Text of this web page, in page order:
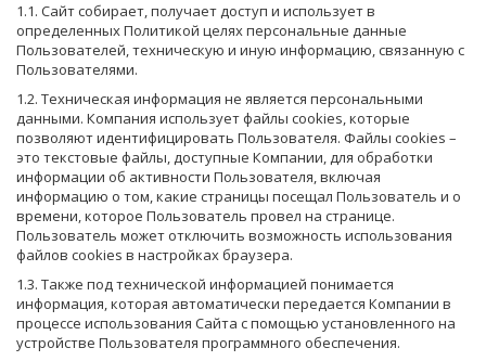
1.1. Сайт собирает, получает доступ и использует в
определенных Политикой целях персональные данные
Пользователей, техническую и иную информацию, связанную с
Пользователями.
1.2. Техническая информация не является персональными
данными. Компания использует файлы cookies, которые
позволяют идентифицировать Пользователя. Файлы cookies –
это текстовые файлы, доступные Компании, для обработки
информации об активности Пользователя, включая
информацию о том, какие страницы посещал Пользователь и о
времени, которое Пользователь провел на странице.
Пользователь может отключить возможность использования
файлов cookies в настройках браузера.
1.3. Также под технической информацией понимается
информация, которая автоматически передается Компании в
процессе использования Сайта с помощью установленного на
устройстве Пользователя программного обеспечения.